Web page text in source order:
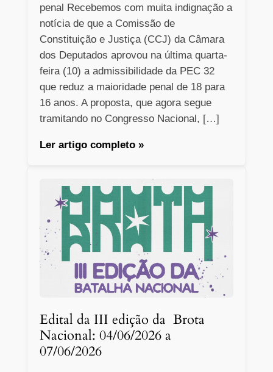
penal Recebemos com muita indignação a
notícia de que a Comissão de
Constituição e Justiça (CCJ) da Câmara
dos Deputados aprovou na última quarta-
feira (10) a admissibilidade da PEC 32
que reduz a maioridade penal de 18 para
16 anos. A proposta, que agora segue
tramitando no Congresso Nacional, […]
Ler artigo completo »
Edital da III edição da Brota
Nacional: 04/06/2026 a
07/06/2026